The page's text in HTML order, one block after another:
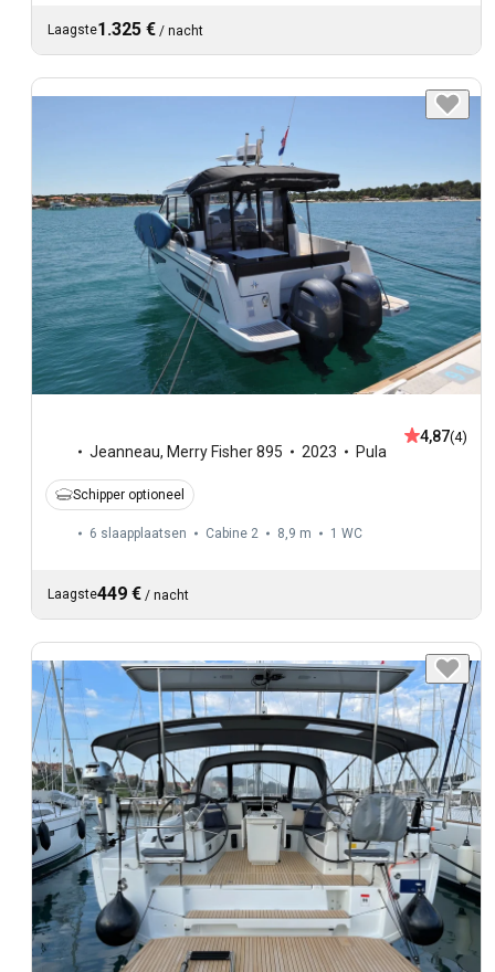
Laagste1.325 € / nacht
Jeanneau, Merry Fisher 895 2023 Pula
4,87(4)
Schipper optioneel
6 slaapplaatsen Cabine 2 8,9 m 1 WC
Laagste449 € / nacht